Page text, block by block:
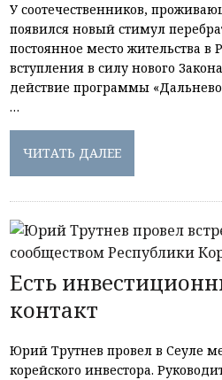
У соотечественников,
появился новый стимул
постоянное место жительства в
вступления в силу нового
действие программы
…
ЧИТАТЬ ДАЛЕЕ
Есть
контакт
Юрий Трутнев провел в Сеуле
корейского инвестора.